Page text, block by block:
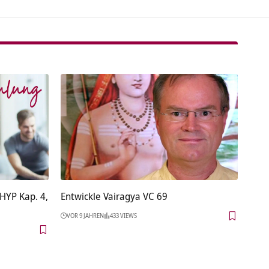
Kap. 4,
Entwickle Vairagya VC 69
VOR 9 JAHREN 433 VIEWS